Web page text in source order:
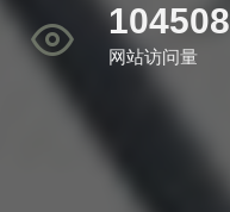
123068
网站访问量